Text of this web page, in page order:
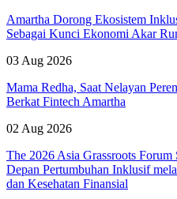
Amartha Dorong Ekosistem
Sebagai Kunci Ekonomi Akar
03 Aug 2026
Mama Redha, Saat Nelayan
Berkat Fintech Amartha
02 Aug 2026
The 2026 Asia Grassroots
Depan Pertumbuhan Inklusif
dan Kesehatan Finansial